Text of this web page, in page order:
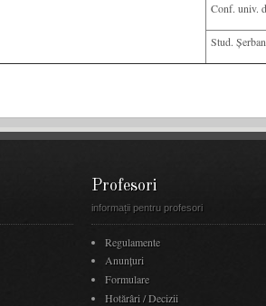
Conf. univ.
Stud.
Profesori
informații pentru profesori
Regulamente
Anunţuri
Formulare
Hotărâri / Decizii